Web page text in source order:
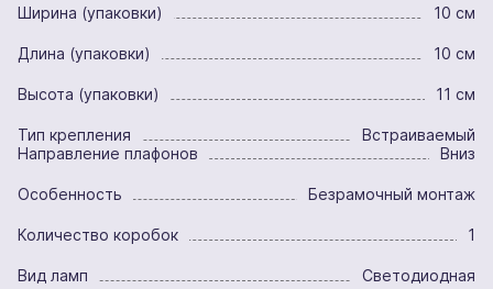
Ширина (упаковки) 10 см
Длина (упаковки) 10 см
Высота (упаковки) 11 см
Тип крепления
Встраиваемый
Направление плафонов
Вниз
Особенность Безрамочный монтаж
Количество коробок 1
Вид ламп Светодиодная